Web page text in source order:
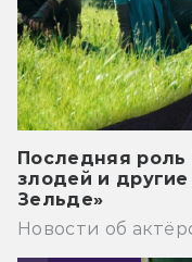
Последняя роль
злодей и
Зельде»
Новости об